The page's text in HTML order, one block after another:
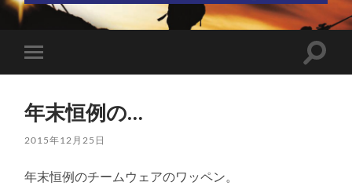
SEED
モ
バ
ル
メ
ニ
ュ
切
検
年末恒例の…
2015年12月25日
年末恒例のチームウェアのワッペン。